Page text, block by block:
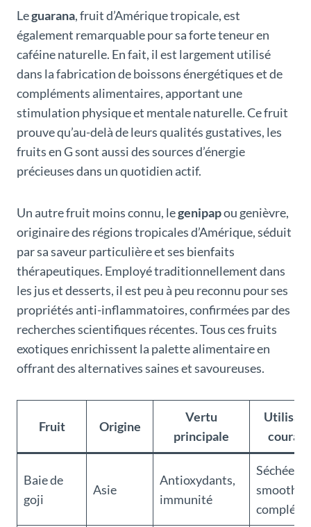
Leguarana, fruit d’Amérique tropicale, est
également remarquable pour sa forte teneur en
caféine naturelle. En fait, il est largement utilisé
dans la fabrication de boissons énergétiques et de
compléments alimentaires, apportant une
stimulation physique et mentale naturelle. Ce fruit
prouve qu’au-delà de leurs qualités gustatives, les
fruits en G sont aussi des sources d’énergie
précieuses dans un quotidien actif.
Un autre fruit moins connu, legenipapou genièvre,
originaire des régions tropicales d’Amérique, séduit
par sa saveur particulière et ses bienfaits
thérapeutiques. Employé traditionnellement dans
les jus et desserts, il est peu à peu reconnu pour ses
propriétés anti-inflammatoires, confirmées par des
recherches scientifiques récentes. Tous ces fruits
exotiques enrichissent la palette alimentaire en
offrant des alternatives saines et savoureuses.
Fruit Origine
Vertu
principale
Baie de
goji
Asie
Antioxydants,
immunité
Séchée,